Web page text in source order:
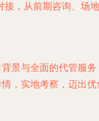
，从前期咨询、场
景与全面的代管服
，实地考察，迈出优